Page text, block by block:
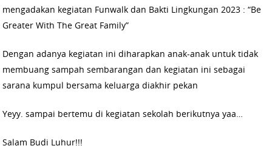
mengadakan kegiatan Funwalk dan Bakti Lingkungan 2023 : “Be
Greater With The Great Family”
Dengan adanya kegiatan ini diharapkan anak-anak untuk tidak
membuang sampah sembarangan dan kegiatan ini sebagai
sarana kumpul bersama keluarga diakhir pekan
Yeyy. sampai bertemu di kegiatan sekolah berikutnya yaa…
Salam Budi Luhur!!!